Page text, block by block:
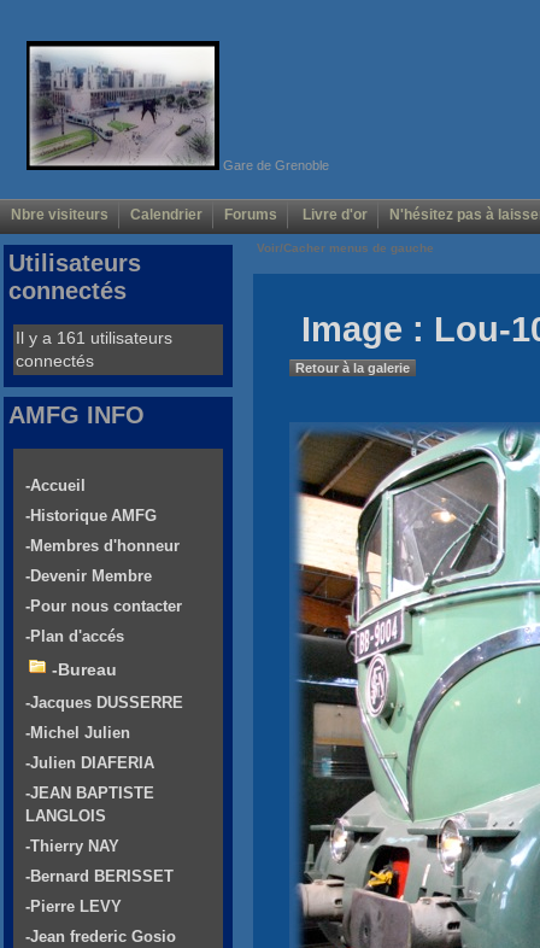
Gare de Grenoble
Nbre visiteurs Calendrier Forums Livre d'or N'hésitez pas à
Voir/Cacher menus de gauche
Image : Lou-
Retour à la galerie
Utilisateurs
connectés
Il y a 161 utilisateurs
connectés
AMFG INFO
-Accueil
-Historique AMFG
-Membres d'honneur
-Devenir Membre
-Pour nous contacter
-Plan d'accés
-Bureau
-Jacques DUSSERRE
-Michel Julien
-Julien DIAFERIA
-JEAN BAPTISTE
LANGLOIS
-Thierry NAY
-Bernard BERISSET
-Pierre LEVY
-Jean frederic Gosio